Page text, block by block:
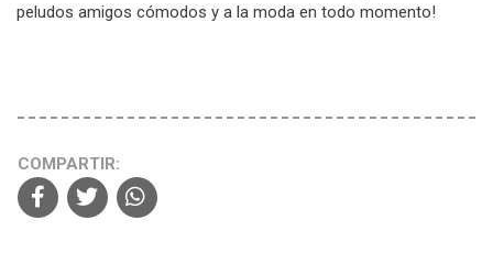
peludos amigos cómodos y a la moda en todo momento!
COMPARTIR: